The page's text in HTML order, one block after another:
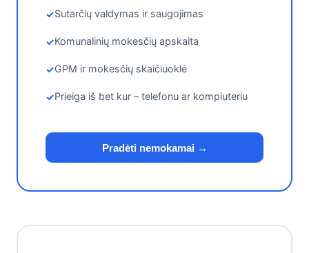
Sutarčių valdymas ir saugojimas
Komunalinių mokesčių apskaita
GPM ir mokesčių skaičiuoklė
Prieiga iš bet kur – telefonu ar kompiuteriu
Pradėti nemokamai →